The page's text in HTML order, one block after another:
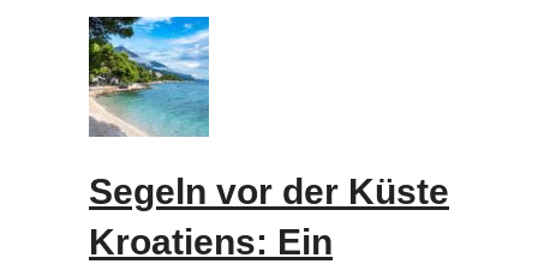
Segeln vor der Küste
Kroatiens: Ein